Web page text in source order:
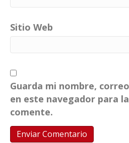
Sitio Web
Guarda mi nombre,
en este navegador para
comente.